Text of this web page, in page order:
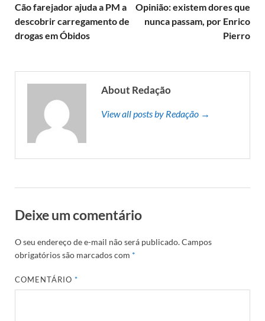
Cão farejador ajuda a PM a
descobrir carregamento de
drogas em Óbidos
Opinião: existem dores que
nunca passam, por Enrico
Pierro
About Redação
View all posts by Redação →
Deixe um comentário
O seu endereço de e-mail não será publicado.Campos
obrigatórios são marcados com *
COMENTÁRIO*